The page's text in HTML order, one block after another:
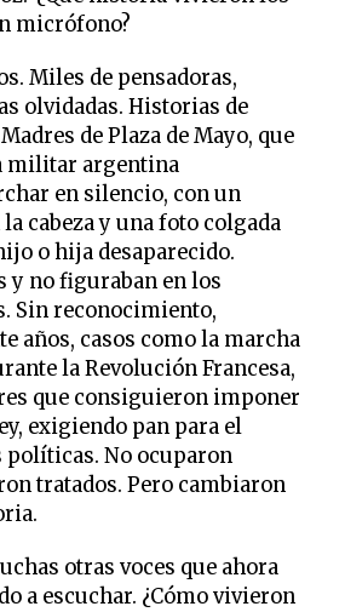
micrófono?
Miles de pensadoras,
olvidadas. Historias de
de Plaza de Mayo, que
militar argentina
en silencio, con un
cabeza y una foto colgada
o hija desaparecido.
y no figuraban en los
Sin reconocimiento,
años, casos como la marcha
la Revolución Francesa,
que consiguieron imponer
exigiendo pan para el
No ocuparon
tratados. Pero cambiaron
otras voces que ahora
a escuchar. ¿Cómo vivieron